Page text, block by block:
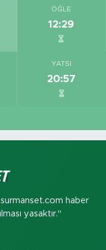
ÖĞLE
12:29
YATSI
20:57
haber
yasaktır."